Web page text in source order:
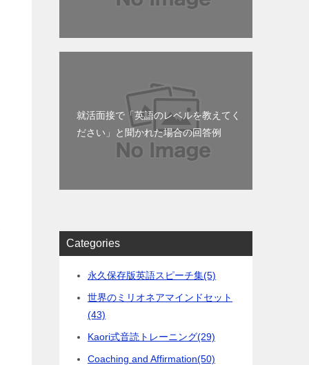
就活面接で「英語のレベルを教えてく
ださい」と聞かれた場合の回答例
Categories
永久保存版英語スピーチ集(5)
世界のミリオネアマインドセット
(43)
Kaori式音読トレーニング(29)
Coaching and Affirmation(50)